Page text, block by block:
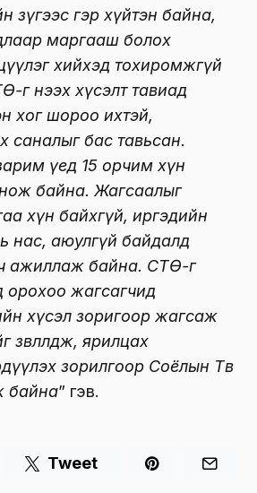
зүгээс гэр хүйтэн байна,
маргааш болох
хийхэд тохиромжгүй
г нээх хүсэлт тавиад
хог шороо ихтэй,
саналыг бас тавьсан.
үед 15 орчим хүн
байна. Жагсаалыг
хүн байхгүй, иргэдийн
нас, аюулгүй байдалд
ажиллаж байна. СТӨ-г
орохоо жагсагчид
хүсэл зоригоор жагсаж
ярилцах
зорилгоор Соёлын Төв
байна” гэв.
Tweet